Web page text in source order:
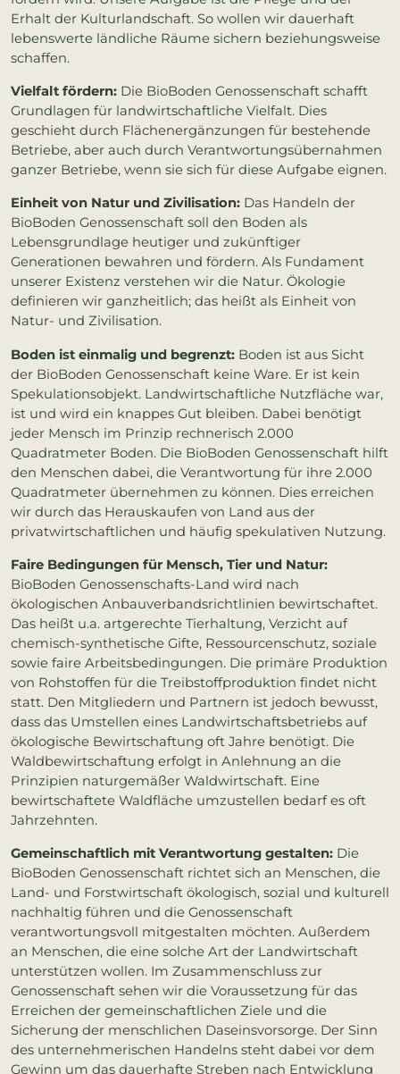
Erhalt der Kulturlandschaft. So wollen wir dauerhaft
lebenswerte ländliche Räume sichern beziehungsweise
schaffen.
Vielfalt fördern: Die BioBoden Genossenschaft schafft
Grundlagen für landwirtschaftliche Vielfalt. Dies
geschieht durch Flächenergänzungen für bestehende
Betriebe, aber auch durch Verantwortungsübernahmen
ganzer Betriebe, wenn sie sich für diese Aufgabe eignen.
Einheit von Natur und Zivilisation:Das Handeln der
BioBoden Genossenschaft soll den Boden als
Lebensgrundlage heutiger und zukünftiger
Generationen bewahren und fördern. Als Fundament
unserer Existenz verstehen wir die Natur. Ökologie
definieren wir ganzheitlich; das heißt als Einheit von
Natur- und Zivilisation.
Boden ist einmalig und begrenzt:Boden ist aus Sicht
der BioBoden Genossenschaft keine Ware. Er ist kein
Spekulationsobjekt. Landwirtschaftliche Nutzfläche war,
ist und wird ein knappes Gut bleiben. Dabei benötigt
jeder Mensch im Prinzip rechnerisch 2.000
Quadratmeter Boden. Die BioBoden Genossenschaft hilft
den Menschen dabei, die Verantwortung für ihre 2.000
Quadratmeter übernehmen zu können. Dies erreichen
wir durch das Herauskaufen von Land aus der
privatwirtschaftlichen und häufig spekulativen Nutzung.
Faire Bedingungen für Mensch, Tier und Natur:
BioBoden Genossenschafts-Land wird nach
ökologischen Anbauverbandsrichtlinien bewirtschaftet.
Das heißt u.a. artgerechte Tierhaltung, Verzicht auf
chemisch-synthetische Gifte, Ressourcenschutz, soziale
sowie faire Arbeitsbedingungen. Die primäre Produktion
von Rohstoffen für die Treibstoffproduktion findet nicht
statt. Den Mitgliedern und Partnern ist jedoch bewusst,
dass das Umstellen eines Landwirtschaftsbetriebs auf
ökologische Bewirtschaftung oft Jahre benötigt. Die
Waldbewirtschaftung erfolgt in Anlehnung an die
Prinzipien naturgemäßer Waldwirtschaft. Eine
bewirtschaftete Waldfläche umzustellen bedarf es oft
Jahrzehnten.
Gemeinschaftlich mit Verantwortung gestalten:Die
BioBoden Genossenschaft richtet sich an Menschen, die
Land- und Forstwirtschaft ökologisch, sozial und kulturell
nachhaltig führen und die Genossenschaft
verantwortungsvoll mitgestalten möchten. Außerdem
an Menschen, die eine solche Art der Landwirtschaft
unterstützen wollen. Im Zusammenschluss zur
Genossenschaft sehen wir die Voraussetzung für das
Erreichen der gemeinschaftlichen Ziele und die
Sicherung der menschlichen Daseinsvorsorge. Der Sinn
des unternehmerischen Handelns steht dabei vor dem
Gewinn um das dauerhafte Streben nach Entwicklung